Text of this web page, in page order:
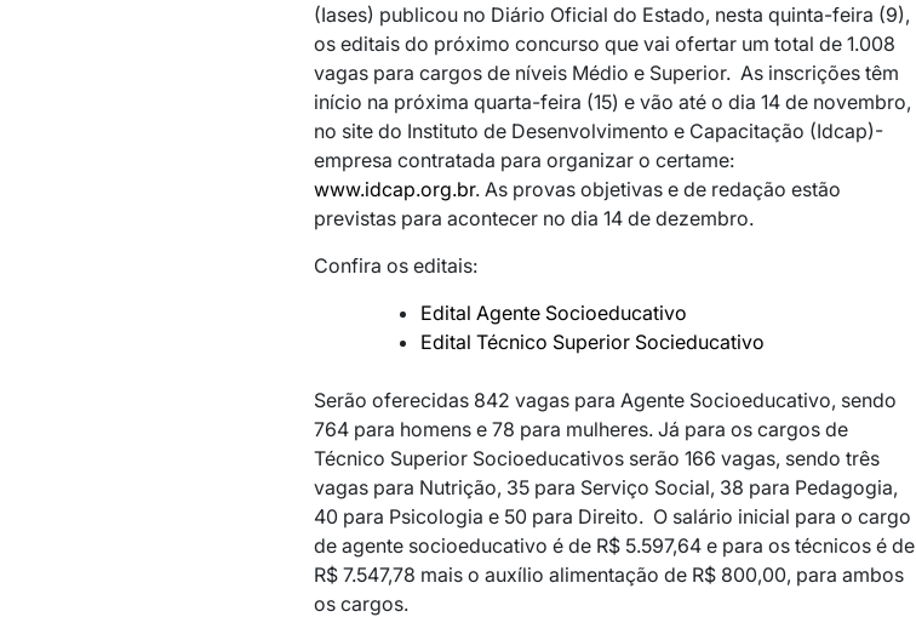
(Iases) publicou no Diário Oficial do Estado, nesta quinta-feira (9),
os editais do próximo concurso que vai ofertar um total de 1.008
vagas para cargos de níveis Médio e Superior. As inscrições têm
início na próxima quarta-feira (15) e vão até o dia 14 de novembro,
no site do Instituto de Desenvolvimento e Capacitação (Idcap)-
empresa contratada para organizar o certame:
www.idcap.org.br. As provas objetivas e de redação estão
previstas para acontecer no dia 14 de dezembro.
Confira os editais:
Edital Agente Socioeducativo
Edital Técnico Superior Socieducativo
Serão oferecidas 842 vagas para Agente Socioeducativo, sendo
764 para homens e 78 para mulheres. Já para os cargos de
Técnico Superior Socioeducativos serão 166 vagas, sendo três
vagas para Nutrição, 35 para Serviço Social, 38 para Pedagogia,
40 para Psicologia e 50 para Direito. O salário inicial para o cargo
de agente socioeducativo é de R$ 5.597,64 e para os técnicos é de
R$ 7.547,78 mais o auxílio alimentação de R$ 800,00, para ambos
os cargos.